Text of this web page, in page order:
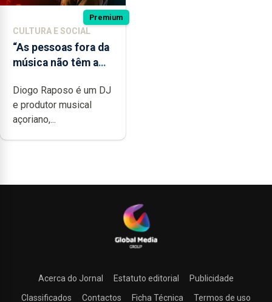
Premium
CULTURA E SOCIAL
“As pessoas fora da
música não têm a
difícil é produzir
uma música”
Diogo Raposo é um DJ
e produtor musical
açoriano,...
Acerca do Jornal Estatuto editorial
Publicidade
Classificados
Contactos Ficha Técnica Termos de uso